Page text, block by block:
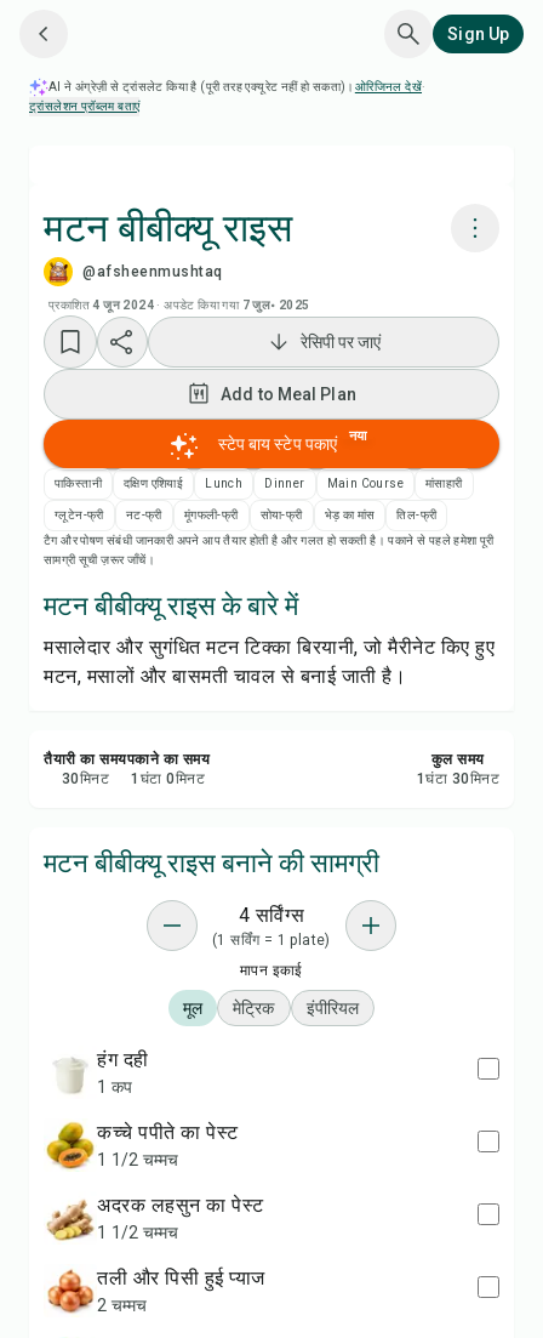
Sign Up
AI ने अंग्रेज़ी से ट्रांसलेट किया है (पूरी तरह एक्यूरेट नहीं हो सकता)। ओरिजिनल देखें·
ट्रांसलेशन प्रॉब्लम बताएं
मटन बीबीक्यू राइस
@afsheenmushtaq
प्रकाशित 4 जून 2024 ·अपडेट किया गया 7 जुल॰ 2025
Add to Meal Plan
Add to Shopping List
रेसिपी नोट्स
रेसिपी प्रिंट करें
सेव करें
शेयर करें
रेसिपी पर जाएं
Add to Meal Plan
स्टेप बाय स्टेप पकाएं नया
पाकिस्तानी दक्षिण एशियाई Lunch Dinner Main Course मांसाहारी
ग्लूटेन-फ्री नट-फ्री मूंगफली-फ्री सोया-फ्री भेड़ का मांस
तिल-फ्री
टैग और पोषण संबंधी जानकारी अपने आप तैयार होती है और गलत हो सकती है। पकाने से पहले हमेशा पूरी
सामग्री सूची ज़रूर जाँचें।
मटन बीबीक्यू राइस के बारे में
मसालेदार और सुगंधित मटन टिक्का बिरयानी, जो मैरीनेट किए हुए
मटन, मसालों और बासमती चावल से बनाई जाती है।
तैयारी का समय
30मिनट
पकाने का समय
1 घंटा 0मिनट
कुल समय
1 घंटा 30मिनट
मटन बीबीक्यू राइस बनाने की सामग्री
4 सर्विंग्स
(1 सर्विंग = 1 plate)
मापन इकाई
मूल मेट्रिक इंपीरियल
हंग दही
1 कप
कच्चे पपीते का पेस्ट
1 1/2 चम्मच
अदरक लहसुन का पेस्ट
1 1/2 चम्मच
तली और पिसी हुई प्याज
2 चम्मच